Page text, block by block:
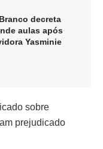
decreta
aulas após
Yasminie
sobre
prejudicado